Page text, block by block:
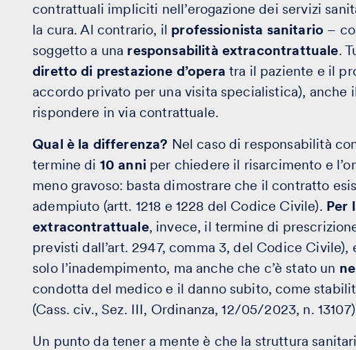
contrattuali impliciti nell’erogazione dei servizi
la cura. Al contrario, il professionista sanitario –
soggetto a una responsabilità extracontrattuale.
diretto di prestazione d’opera tra il paziente e il
accordo privato per una visita specialistica), anche
rispondere in via contrattuale.
Qual è la differenza? Nel caso di responsabilità
termine di 10 anniper chiedere il risarcimento e
meno gravoso: basta dimostrare che il contratto
adempiuto (artt. 1218 e 1228 del Codice Civile). Per
extracontrattuale, invece, il termine di
previsti dall’art. 2947, comma 3, del Codice
solo l’inadempimento, ma anche che c’è stato un
condotta del medico e il danno subito, come
(Cass. civ., Sez. III, Ordinanza, 12/05/2023, n.
Un punto da tener a mente è che la struttura